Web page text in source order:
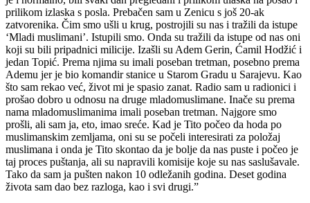
prilikom izlaska s posla. Prebačen sam u Zenicu s još 20-ak
zatvorenika. Čim smo ušli u krug, postrojili su nas i tražili da istupe
‘Mladi muslimani’. Istupili smo. Onda su tražili da istupe od nas oni
koji su bili pripadnici milicije. Izašli su Adem Gerin, Ćamil Hodžić i
jedan Topić. Prema njima su imali poseban tretman, posebno prema
Ademu jer je bio komandir stanice u Starom Gradu u Sarajevu. Kao
što sam rekao već, život mi je spasio zanat. Radio sam u radionici i
prošao dobro u odnosu na druge mladomuslimane. Inače su prema
nama mladomuslimanima imali poseban tretman. Najgore smo
prošli, ali sam ja, eto, imao sreće. Kad je Tito počeo da hoda po
muslimanskim zemljama, oni su se počeli interesirati za položaj
muslimana i onda je Tito skontao da je bolje da nas puste i počeo je
taj proces puštanja, ali su napravili komisije koje su nas saslušavale.
Tako da sam ja pušten nakon 10 odležanih godina. Deset godina
života sam dao bez razloga, kao i svi drugi.”